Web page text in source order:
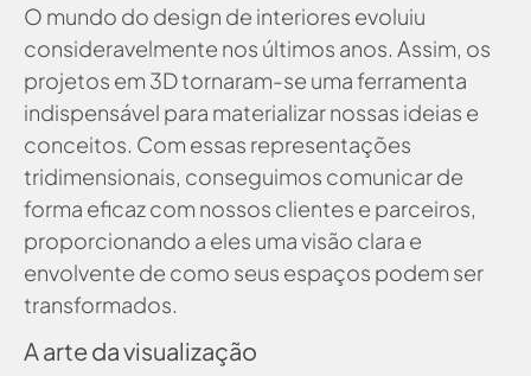
O mundo do design de interiores evoluiu
consideravelmente nos últimos anos. Assim, os
projetos em 3D tornaram-se uma ferramenta
indispensável para materializar nossas ideias e
conceitos. Com essas representações
tridimensionais, conseguimos comunicar de
forma eficaz com nossos clientes e parceiros,
proporcionando a eles uma visão clara e
envolvente de como seus espaços podem ser
transformados.
A arte da visualização